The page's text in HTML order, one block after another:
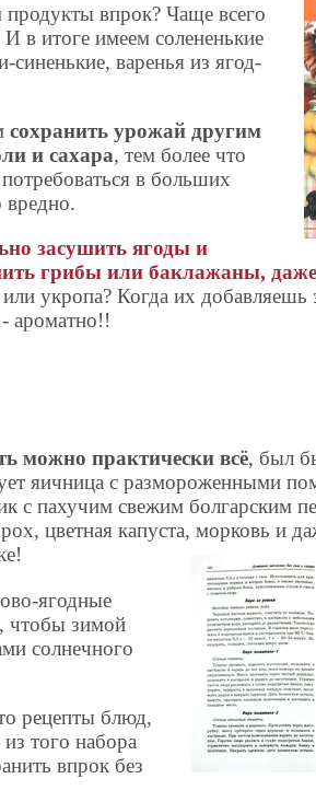
впрок? Чаще всего
в итоге имеем солененькие
варенья из ягод-
сохранить урожай другим
и сахара, тем более что
в больших
вредно.
засушить ягоды и
грибы или баклажаны,
укропа? Когда их
ароматно!!
можно практически всё, был
яичница с размороженными
с пахучим свежим болгарским
цветная капуста, морковь и
ягодные
чтобы зимой
солнечного
рецепты блюд,
того набора
впрок без